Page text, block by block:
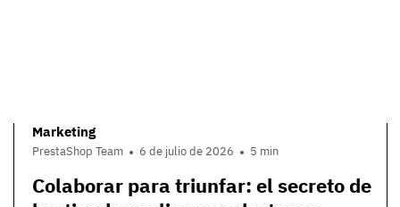
Marketing
PrestaShop Team 6 de julio de 2026 5 min
Colaborar para triunfar: el secreto de